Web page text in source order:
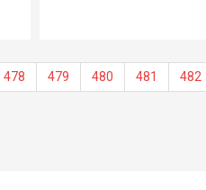
478 479 480 481 482